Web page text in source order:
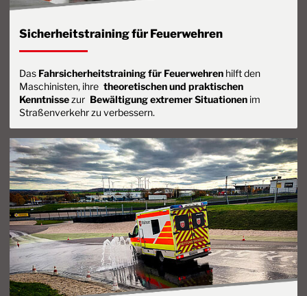
Sicherheitstraining für Feuerwehren
Das Fahrsicherheitstraining für Feuerwehren hilft den
Maschinisten, ihre theoretischen und praktischen
Kenntnissezur Bewältigung extremer Situationen im
Straßenverkehr zu verbessern.